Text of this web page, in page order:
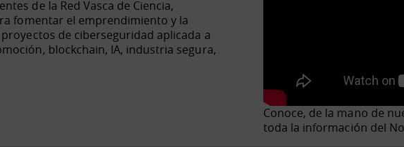
de la Red Vasca de Ciencia,
fomentar el emprendimiento y la
de ciberseguridad aplicada a
blockchain, IA, industria segura,
Conoce, de la mano de
toda la información del